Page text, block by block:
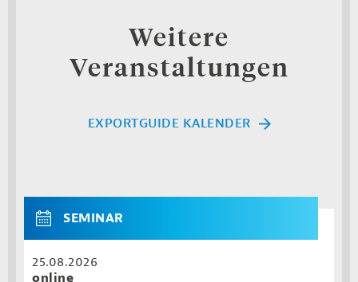
Weitere
Veranstaltungen
EXPORTGUIDE KALENDER
SEMINAR
25.08.2026
online